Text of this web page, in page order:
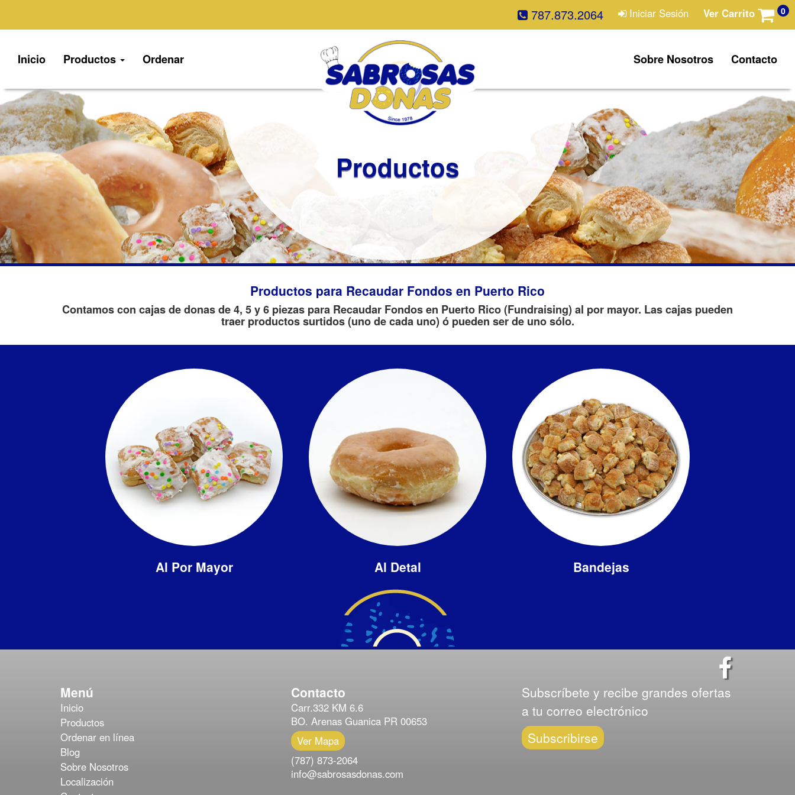
787.873.2064 Iniciar Sesión Ver Carrito 0
Inicio Productos Ordenar Sobre Nosotros Contacto
Productos
Productos para Recaudar Fondos en Puerto Rico
Contamos con cajas de donas de 4, 5 y 6 piezas para Recaudar Fondos en Puerto Rico (Fundraising) al por mayor. Las cajas pueden
traer productos surtidos (uno de cada uno) ó pueden ser de uno sólo.
Al Por Mayor Al Detal Bandejas
Menú
Inicio
Productos
Ordenar en línea
Blog
Sobre Nosotros
Localización
Contacto
Carr.332 KM 6.6
BO. Arenas Guanica PR 00653
Ver Mapa
(787) 873-2064
info@sabrosasdonas.com
Subscríbete y recibe grandes ofertas
a tu correo electrónico
Subscribirse